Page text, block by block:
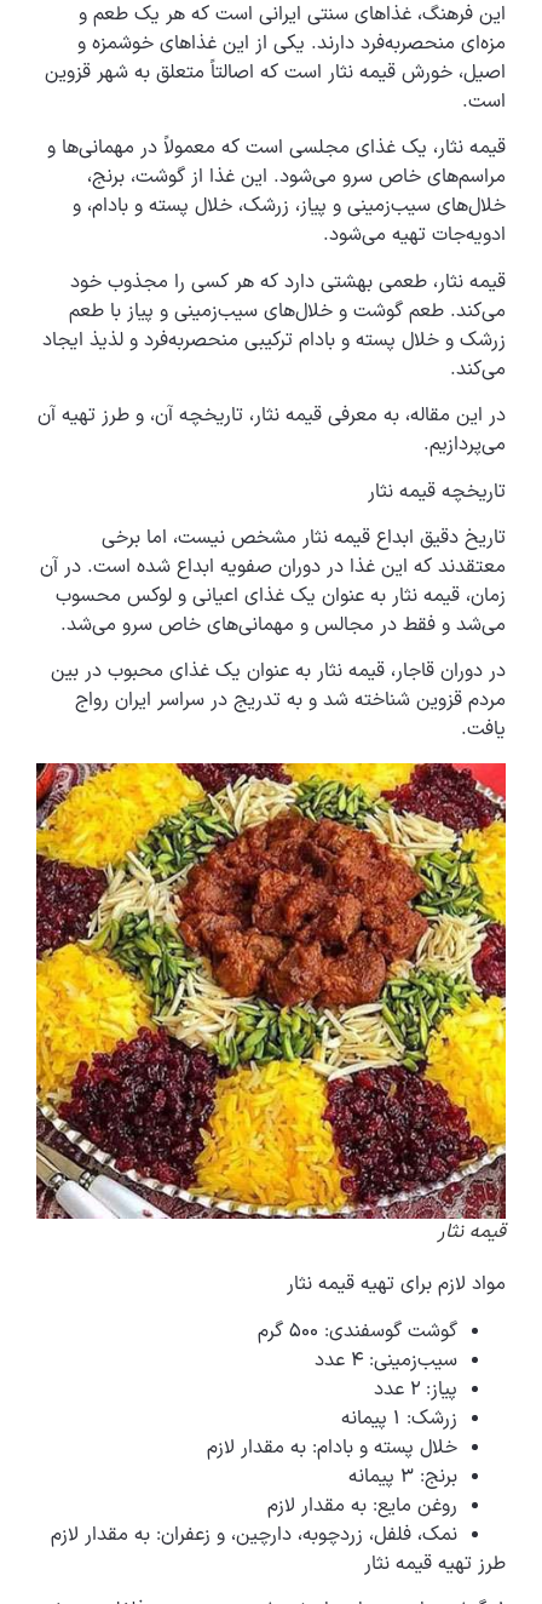
این فرهنگ، غذاهای سنتی ایرانی است که هر یک طعم و
مزه‌ای منحصربه‌فرد دارند. یکی از این غذاهای خوشمزه و
اصیل، خورش قیمه نثار است که اصالتاً متعلق به شهر قزوین
است.
قیمه نثار، یک غذای مجلسی است که معمولاً در مهمانی‌ها و
مراسم‌های خاص سرو می‌شود. این غذا از گوشت، برنج،
خلال‌های سیب‌زمینی و پیاز، زرشک، خلال پسته و بادام، و
ادویه‌جات تهیه می‌شود.
قیمه نثار، طعمی بهشتی دارد که هر کسی را مجذوب خود
می‌کند. طعم گوشت و خلال‌های سیب‌زمینی و پیاز با طعم
زرشک و خلال پسته و بادام ترکیبی منحصربه‌فرد و لذیذ ایجاد
می‌کند.
در این مقاله، به معرفی قیمه نثار، تاریخچه آن، و طرز تهیه آن
می‌پردازیم.
تاریخچه قیمه نثار
تاریخ دقیق ابداع قیمه نثار مشخص نیست، اما برخی
معتقدند که این غذا در دوران صفویه ابداع شده است. در آن
زمان، قیمه نثار به عنوان یک غذای اعیانی و لوکس محسوب
می‌شد و فقط در مجالس و مهمانی‌های خاص سرو می‌شد.
در دوران قاجار، قیمه نثار به عنوان یک غذای محبوب در بین
مردم قزوین شناخته شد و به تدریج در سراسر ایران رواج
یافت.
قیمه نثار
مواد لازم برای تهیه قیمه نثار
گوشت گوسفندی: ۵۰۰ گرم
سیب‌زمینی: ۴ عدد
پیاز: ۲ عدد
زرشک: ۱ پیمانه
خلال پسته و بادام: به مقدار لازم
برنج: ۳ پیمانه
روغن مایع: به مقدار لازم
نمک، فلفل، زردچوبه، دارچین، و زعفران: به مقدار لازم
طرز تهیه قیمه نثار